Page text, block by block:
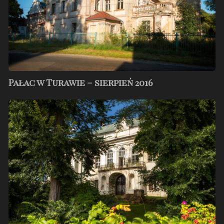
Pałac w Turawie – sierpień 2016
Pałac
w
Pisarzowicach